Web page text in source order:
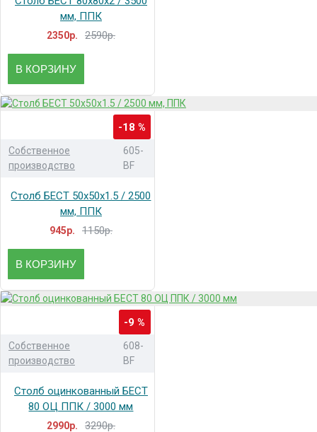
мм, ППК
2350р. 2590р.
В КОРЗИНУ
-18 %
Собственное
производство
605-
BF
Столб БЕСТ 50x50x1.5 / 2500
мм, ППК
945р. 1150р.
В КОРЗИНУ
-9 %
Собственное
производство
608-
BF
Столб оцинкованный БЕСТ
80 ОЦ ППК / 3000 мм
2990р. 3290р.